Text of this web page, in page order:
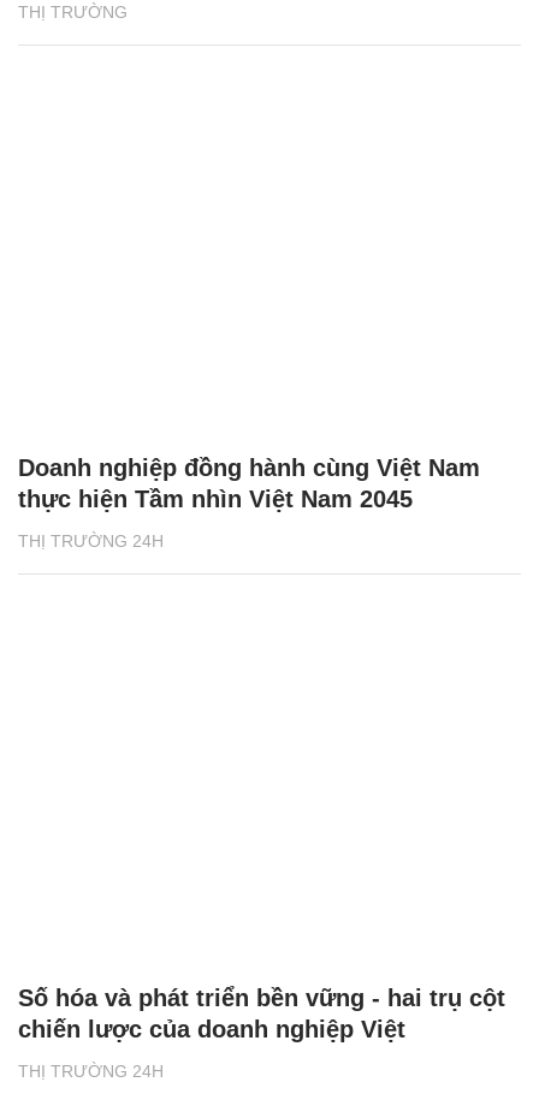
THỊ TRƯỜNG
THỊ TRƯỜNG 24H
Doanh nghiệp đồng hành cùng Việt Nam
thực hiện Tầm nhìn Việt Nam 2045
THỊ TRƯỜNG 24H
Số hóa và phát triển bền vững - hai trụ cột
chiến lược của doanh nghiệp Việt